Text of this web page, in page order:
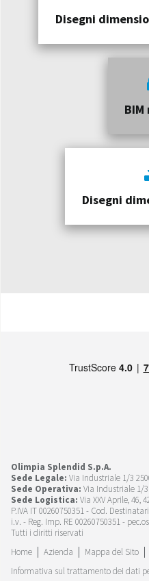
Disegni
Disegni
Olimpia Splendid S.p.A.
Sede Legale: Via Industriale 1/3
Sede Operativa: Via Industriale 1/
Sede Logistica: Via XXV Aprile, 46,
P.IVA IT 00260750351 - Cod.
i.v. - Reg. Imp. RE 00260750351 -
Tutti i diritti riservati
Home
Azienda Mappa del Sito
Informativa sul trattamento dei dati